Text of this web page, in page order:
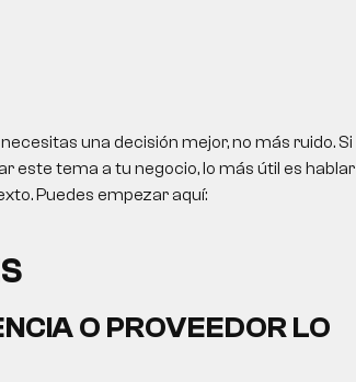
una decisión mejor, no más ruido. Si
este tema a tu negocio, lo más útil es hablar
Puedes empezar aquí:
O PROVEEDOR LO